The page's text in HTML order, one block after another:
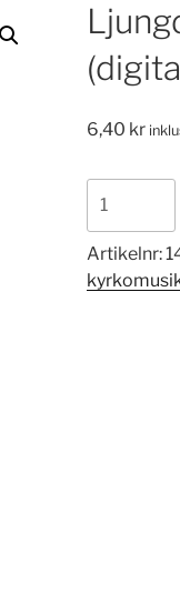
6,40 kr
In
nomine
[Op
14.9]
Artikelnr: